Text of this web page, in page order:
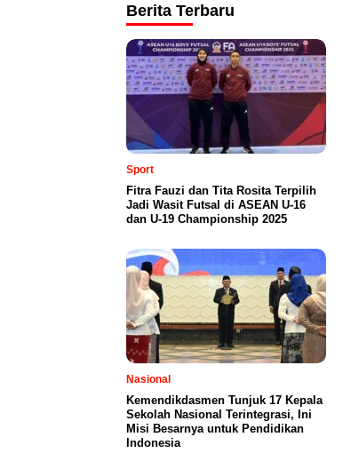
Berita Terbaru
Sport
Fitra Fauzi dan Tita Rosita Terpilih
Jadi Wasit Futsal di ASEAN U-16
dan U-19 Championship 2025
Nasional
Kemendikdasmen Tunjuk 17 Kepala
Sekolah Nasional Terintegrasi, Ini
Misi Besarnya untuk Pendidikan
Indonesia